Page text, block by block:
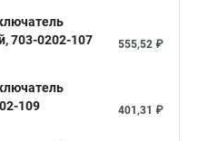
703-0202-107
555,52 ₽
109
401,31 ₽